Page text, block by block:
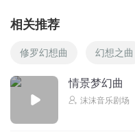
相关推荐
修罗幻想曲 幻想之曲
情景梦幻曲
沫沫音乐剧场